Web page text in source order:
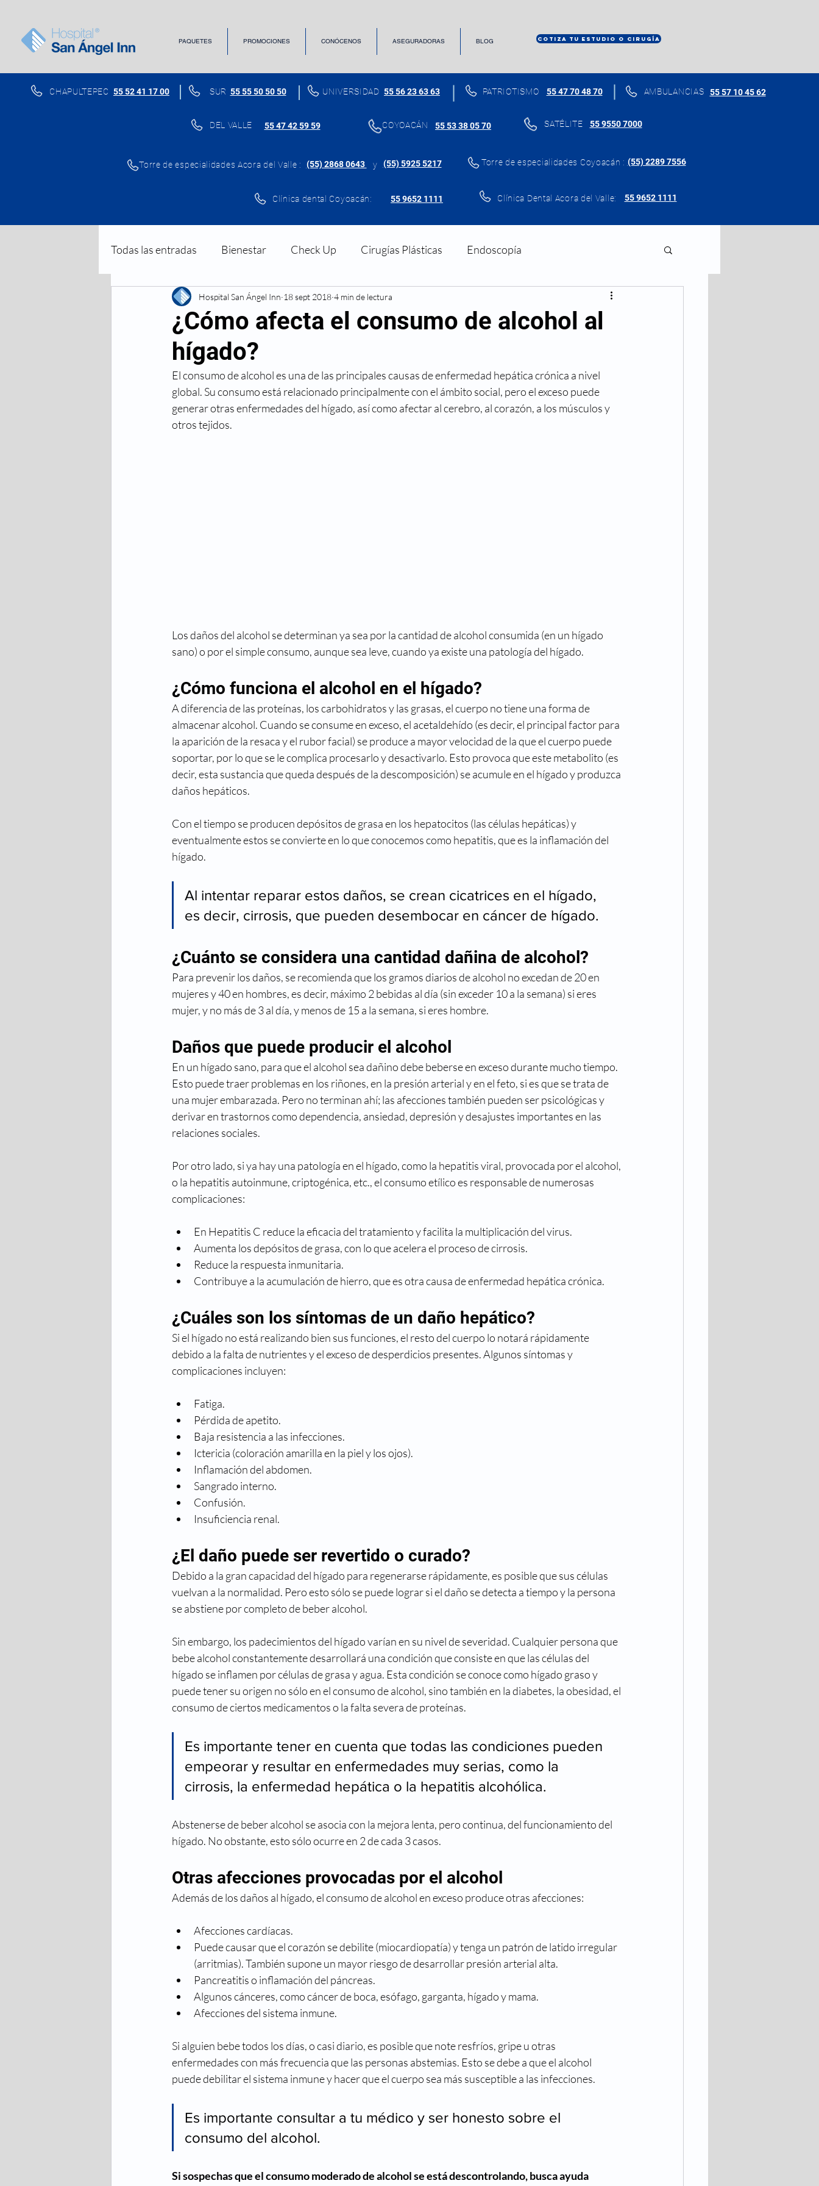
PAQUETES PROMOCIONES CONÓCENOS ASEGURADORAS BLOG COTIZA TU ESTUDIO O CIRUGÍA
CHAPULTEPEC 55 52 41 17 00 55 55 50 50 50
SUR UNIVERSIDAD 55 56 23 63 63 55 47 70 48 70
PATRIOTISMO AMBULANCIAS 55 57 10 45 62
DEL VALLE 55 47 42 59 59 COYOACÁN 55 53 38 05 70 SATÉLITE 55 9550 7000
Torre de especialidades Acora del Valle : (55) 2868 0643 y (55) 5925 5217 Torre de especialidades Coyoacán : (55) 2289 7556
Clínica dental Coyoacán: 55 9652 1111 Clínica Dental Acora del Valle: 55 9652 1111
Todas las entradas Bienestar Check Up Cirugías Plásticas Endoscopía
Enfermedades Digestivas Resonancia Magnética
Enfermedades Lesiones Deportivas
Respiratorias Vacunas Cáncer Cesárea Cirugía Maternidad
¿Cómo afecta el consumo de alcohol al
hígado?
Hospital San Ángel Inn 18 sept 2018 4 min de lectura
El consumo de alcohol es una de las principales causas de enfermedad hepática crónica a nivel
global. Su consumo está relacionado principalmente con el ámbito social, pero el exceso puede
generar otras enfermedades del hígado, así como afectar al cerebro, al corazón, a los músculos y
otros tejidos.
Los daños del alcohol se determinan ya sea por la cantidad de alcohol consumida (en un hígado
sano) o por el simple consumo, aunque sea leve, cuando ya existe una patología del hígado.
¿Cómo funciona el alcohol en el hígado?
A diferencia de las proteínas, los carbohidratos y las grasas, el cuerpo no tiene una forma de
almacenar alcohol. Cuando se consume en exceso, el acetaldehído (es decir, el principal factor para
la aparición de la resaca y el rubor facial) se produce a mayor velocidad de la que el cuerpo puede
soportar, por lo que se le complica procesarlo y desactivarlo. Esto provoca que este metabolito (es
decir, esta sustancia que queda después de la descomposición) se acumule en el hígado y produzca
daños hepáticos.
Con el tiempo se producen depósitos de grasa en los hepatocitos (las células hepáticas) y
eventualmente estos se convierte en lo que conocemos como hepatitis, que es la inflamación del
hígado.
Al intentar reparar estos daños, se crean cicatrices en el hígado,
es decir, cirrosis, que pueden desembocar en cáncer de hígado.
¿Cuánto se considera una cantidad dañina de alcohol?
Para prevenir los daños, se recomienda que los gramos diarios de alcohol no excedan de 20 en
mujeres y 40 en hombres, es decir, máximo 2 bebidas al día (sin exceder 10 a la semana) si eres
mujer, y no más de 3 al día, y menos de 15 a la semana, si eres hombre.
Daños que puede producir el alcohol
En un hígado sano, para que el alcohol sea dañino debe beberse en exceso durante mucho tiempo.
Esto puede traer problemas en los riñones, en la presión arterial y en el feto, si es que se trata de
una mujer embarazada. Pero no terminan ahí; las afecciones también pueden ser psicológicas y
derivar en trastornos como dependencia, ansiedad, depresión y desajustes importantes en las
relaciones sociales.
Por otro lado, si ya hay una patología en el hígado, como la hepatitis viral, provocada por el alcohol,
o la hepatitis autoinmune, criptogénica, etc., el consumo etílico es responsable de numerosas
complicaciones:
En Hepatitis C reduce la eficacia del tratamiento y facilita la multiplicación del virus.
Aumenta los depósitos de grasa, con lo que acelera el proceso de cirrosis.
Reduce la respuesta inmunitaria.
Contribuye a la acumulación de hierro, que es otra causa de enfermedad hepática crónica.
¿Cuáles son los síntomas de un daño hepático?
Si el hígado no está realizando bien sus funciones, el resto del cuerpo lo notará rápidamente
debido a la falta de nutrientes y el exceso de desperdicios presentes. Algunos síntomas y
complicaciones incluyen:
Fatiga.
Pérdida de apetito.
Baja resistencia a las infecciones.
Ictericia (coloración amarilla en la piel y los ojos).
Inflamación del abdomen.
Sangrado interno.
Confusión.
Insuficiencia renal.
¿El daño puede ser revertido o curado?
Debido a la gran capacidad del hígado para regenerarse rápidamente, es posible que sus células
vuelvan a la normalidad. Pero esto sólo se puede lograr si el daño se detecta a tiempo y la persona
se abstiene por completo de beber alcohol.
Sin embargo, los padecimientos del hígado varían en su nivel de severidad. Cualquier persona que
bebe alcohol constantemente desarrollará una condición que consiste en que las células del
hígado se inflamen por células de grasa y agua. Esta condición se conoce como hígado graso y
puede tener su origen no sólo en el consumo de alcohol, sino también en la diabetes, la obesidad, el
consumo de ciertos medicamentos o la falta severa de proteínas.
Es importante tener en cuenta que todas las condiciones pueden
empeorar y resultar en enfermedades muy serias, como la
cirrosis, la enfermedad hepática o la hepatitis alcohólica.
Abstenerse de beber alcohol se asocia con la mejora lenta, pero continua, del funcionamiento del
hígado. No obstante, esto sólo ocurre en 2 de cada 3 casos.
Otras afecciones provocadas por el alcohol
Además de los daños al hígado, el consumo de alcohol en exceso produce otras afecciones:
Afecciones cardíacas.
Puede causar que el corazón se debilite (miocardiopatía) y tenga un patrón de latido irregular
(arritmias). También supone un mayor riesgo de desarrollar presión arterial alta.
Pancreatitis o inflamación del páncreas.
Algunos cánceres, como cáncer de boca, esófago, garganta, hígado y mama.
Afecciones del sistema inmune.
Si alguien bebe todos los días, o casi diario, es posible que note resfríos, gripe u otras
enfermedades con más frecuencia que las personas abstemias. Esto se debe a que el alcohol
puede debilitar el sistema inmune y hacer que el cuerpo sea más susceptible a las infecciones.
Es importante consultar a tu médico y ser honesto sobre el
consumo del alcohol.
Si sospechas que el consumo moderado de alcohol se está descontrolando, busca ayuda